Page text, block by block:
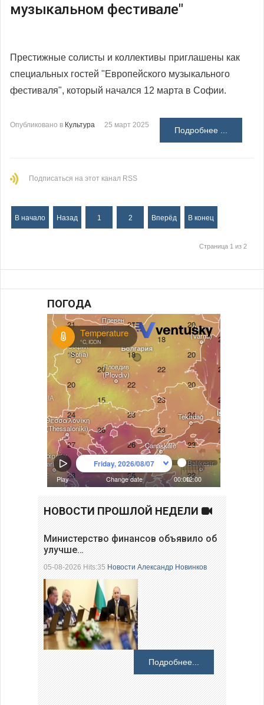
музыкальном фестивале"
Престижные солисты и коллективы приглашены как
специальных гостей "Европейского музыкального
фестиваля", который начался 12 марта в Софии.
Опубликовано в Культура 25 март 2025
Подробнее ...
Подписаться на этот канал RSS
В начало Назад 1 2 Вперёд В конец
Страница 1 из 2
ПОГОДА
НОВОСТИ ПРОШЛОЙ НЕДЕЛИ
Министерство финансов объявило об
улучше…
05-08-2026 Hits:35Новости Александр Новинков
Подробнее...